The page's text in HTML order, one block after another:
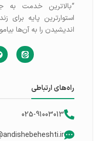
“بالاترین خدمت به
استوارترین پایه
اندیشیدن را به آن‌ها
راه‌های ارتباطی
025-91003013